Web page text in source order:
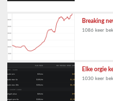
Breaking
1086 keer
Elke orgie
1030 keer